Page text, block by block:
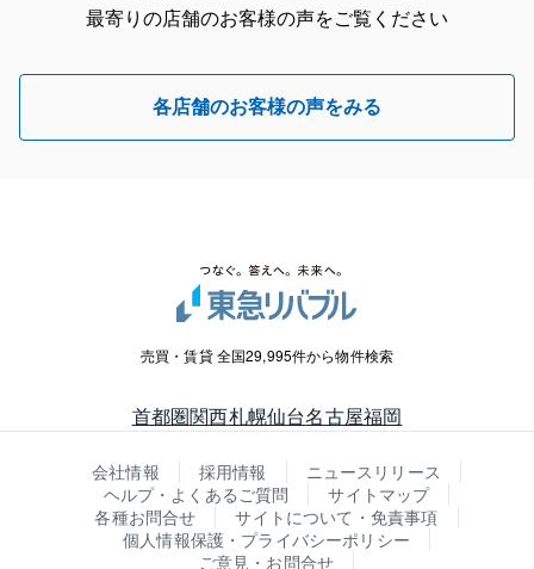
最寄りの店舗のお客様の声をご覧ください
各店舗のお客様の声をみる
売買・賃貸 全国29,995件から物件検索
首都圏関西札幌仙台名古屋福岡
会社情報 採用情報
ニュースリリース
ヘルプ・よくあるご質問
サイトマップ
各種お問合せ
サイトについて・免責事項
個人情報保護・プライバシーポリシー
ご意見・お問合せ